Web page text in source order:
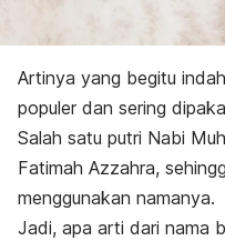
Artinya yang begitu
populer dan sering
Salah satu putri Nabi
Fatimah Azzahra,
menggunakan namanya.
Jadi, apa arti dari nama